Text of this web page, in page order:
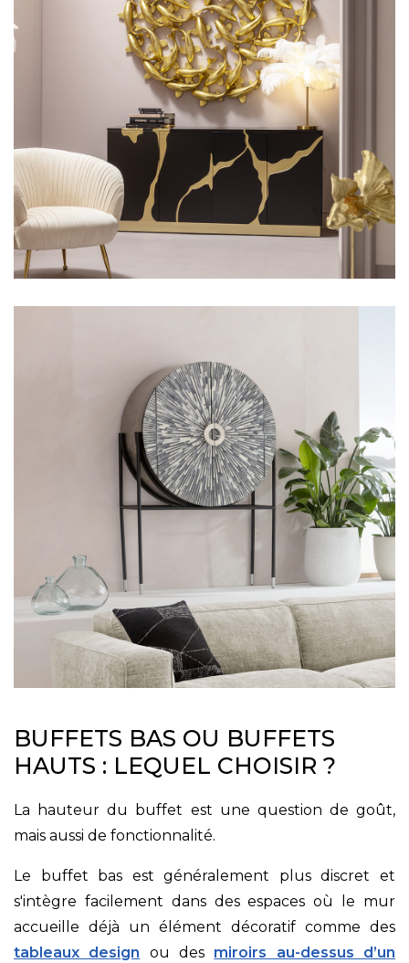
BUFFETS BAS OU BUFFETS
HAUTS : LEQUEL CHOISIR ?
La hauteur du buffet est une question de goût,
mais aussi de fonctionnalité.
Le buffet bas est généralement plus discret et
s'intègre facilement dans des espaces où le mur
accueille déjà un élément décoratif comme des
tableaux design ou des miroirs au-dessus d’un